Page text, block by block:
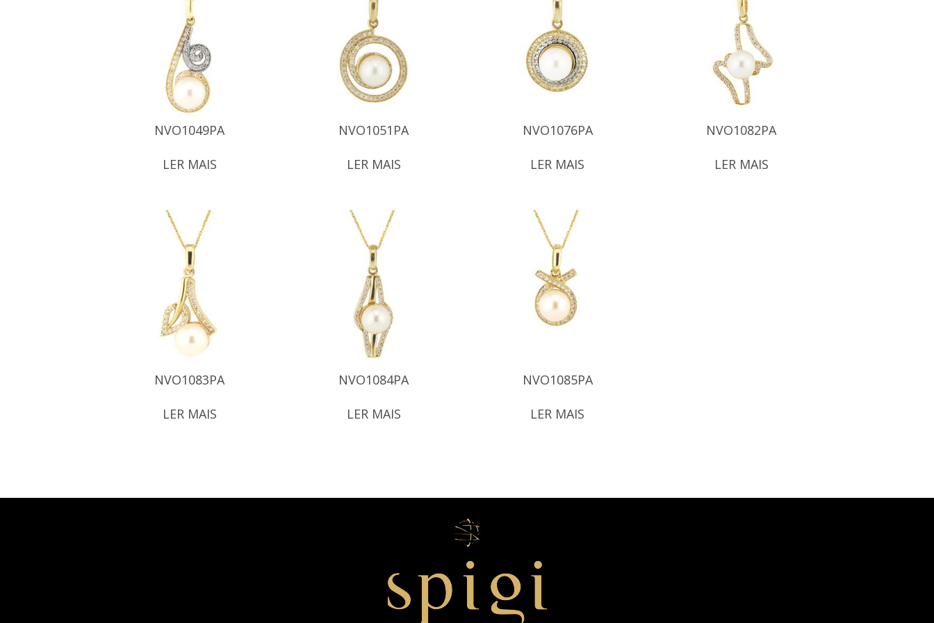
NVO1049PA
LER MAIS
NVO1051PA
LER MAIS
NVO1076PA
LER MAIS
NVO1082PA
LER MAIS
NVO1083PA
LER MAIS
NVO1084PA
LER MAIS
NVO1085PA
LER MAIS